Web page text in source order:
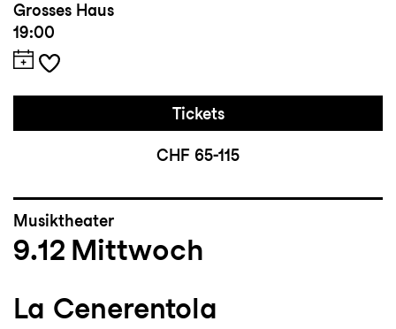
Grosses Haus
19:00
Tickets
CHF 65-115
Musiktheater
9.12 Mittwoch
La Cenerentola